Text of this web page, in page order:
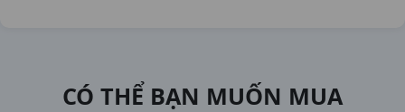
CÓ THỂ BẠN MUỐN MUA